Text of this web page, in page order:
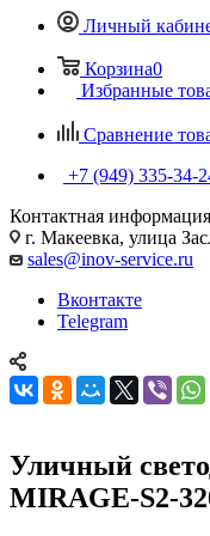
Личный
Корзина0
Избранные
Сравнение
+7 (949) 335-34-
Контактная информация
г. Макеевка, улица
sales@inov-service.ru
Вконтакте
Telegram
Уличный
MIRAGE-S2-